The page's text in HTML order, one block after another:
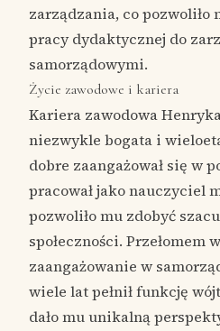
zarządzania, co pozwoliło
pracy dydaktycznej do
samorządowymi.
Życie zawodowe i kariera
Kariera zawodowa
niezwykle bogata i
dobre zaangażował się w
pracował jako nauczyciel
pozwoliło mu zdobyć
społeczności. Przełomem
zaangażowanie w
wiele lat pełnił funkcję
dało mu unikalną